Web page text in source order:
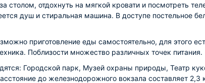
столом, отдохнуть на мягкой кровати и посмотреть
душ и стиральная машина. В доступе постельное
приготовление еды самостоятельно, для этого
Поблизости множество различных точек питания.
Городской парк, Музей охраны природы, Театр
до железнодорожного вокзала составляет 2,3